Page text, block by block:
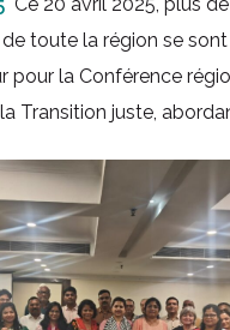
Ce 20 avril 2025, plus
toute la région se sont
pour la Conférence
Transition juste,